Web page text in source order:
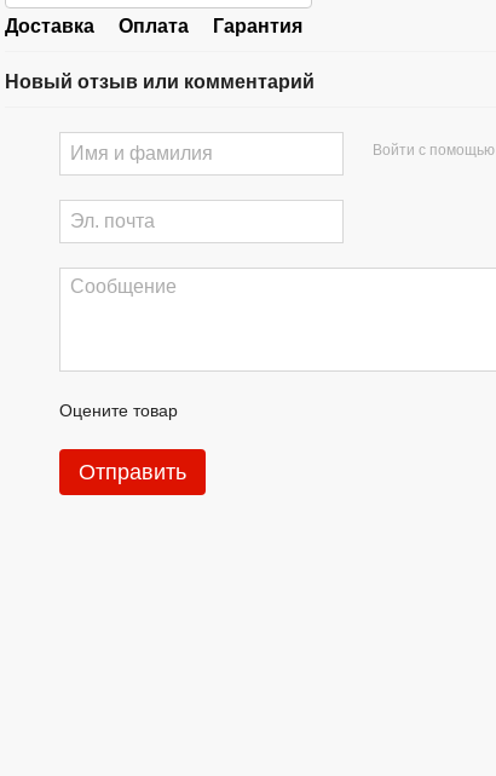
Доставка Оплата Гарантия
Новый отзыв или комментарий
Войти с помощью
Оцените товар
Отправить